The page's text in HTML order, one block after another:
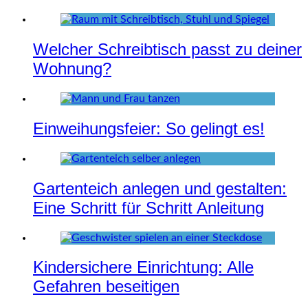
Welcher Schreibtisch passt zu deiner
Wohnung?
Einweihungsfeier: So gelingt es!
Gartenteich anlegen und gestalten:
Eine Schritt für Schritt Anleitung
Kindersichere Einrichtung: Alle
Gefahren beseitigen